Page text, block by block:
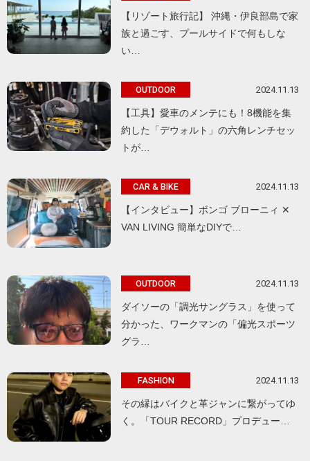
【リゾート旅行記】 沖縄・伊良部島で家
族と過ごす、プールサイドで何もしな
い…
OUTDOOR 2024.11.13
【工具】愛車のメンテにも！8機能を集
約した「デウォルト」の六角レンチセッ
トが…
CAR & BIKE 2024.11.13
【インタビュー】ボンゴ ブローニィ ✕
VAN LIVING 簡単なDIYで…
OUTDOOR 2024.11.13
ダイソーの「調光サングラス」を使って
分かった、ワークマンの「偏光スポーツ
グラ…
FASHION 2024.11.13
その縁はバイクと革ジャンに繋がってゆ
く。「TOUR RECORD」プロデュー…